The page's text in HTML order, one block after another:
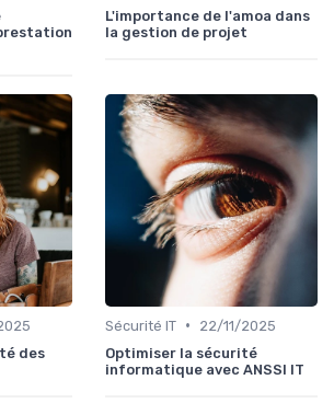
L'importance de l'amoa dans
la gestion de projet
des
Sécurité IT •
22/11/2025
Optimiser la sécurité
informatique avec ANSSI IT